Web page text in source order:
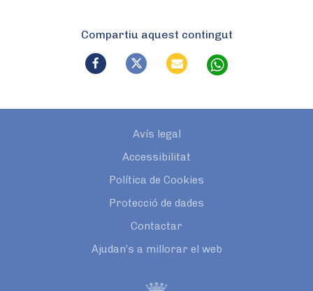
Compartiu aquest contingut
Avís legal
Accessibilitat
Política de Cookies
Protecció de dades
Contactar
Ajudan’s a millorar el web